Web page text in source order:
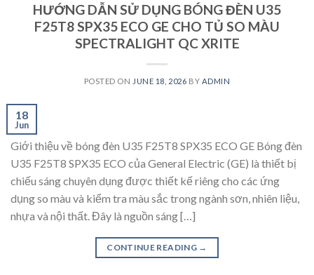
HƯỚNG DẪN SỬ DỤNG BÓNG ĐÈN U35
F25T8 SPX35 ECO GE CHO TỦ SO MÀU
SPECTRALIGHT QC XRITE
POSTED ON JUNE 18, 2026 BY ADMIN
18
Jun
Giới thiệu về bóng đèn U35 F25T8 SPX35 ECO GE Bóng đèn
U35 F25T8 SPX35 ECO của General Electric (GE) là thiết bị
chiếu sáng chuyên dụng được thiết kế riêng cho các ứng
dụng so màu và kiểm tra màu sắc trong ngành sơn, nhiên liệu,
nhựa và nội thất. Đây là nguồn sáng […]
CONTINUE READING →